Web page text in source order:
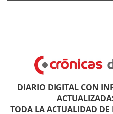
DIARIO DIGITAL CON
TODA LA ACTUALIDAD DE